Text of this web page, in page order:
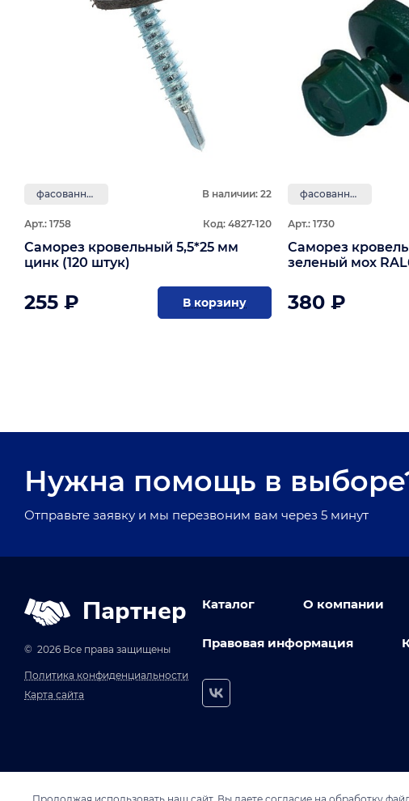
фасованные В наличии: 22
Арт.: 1758 Код: 4827-120
Саморез кровельный 5,5*25 мм
цинк (120 штук)
255 ₽ В корзину
фасованные
Арт.: 1730
Саморез
зеленый мох
380 ₽
Нужна помощь в
Отправьте заявку и мы перезвоним вам через 5 минут
Партнер
© 2026 Все права защищены
Политика конфиденциальности
Карта сайта
Каталог О компании
Правовая информация